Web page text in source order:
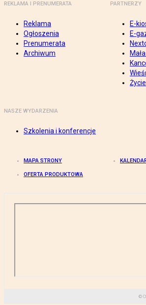
REKLAMA I PRENUMERATA
Reklama
Ogłoszenia
Prenumerata
Archiwum
PARTNERZY
E-
E-
NASZE WYDARZENIA
Szkolenia i konferencje
MAPA STRONY
OFERTA PRODUKTOWA
©